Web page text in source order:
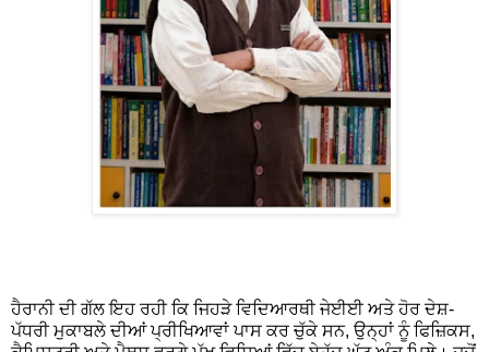
ਹੈਰਾਨੀ ਦੀ ਗੱਲ ਇਹ ਰਹੀ ਕਿ ਜਿਹੜੇ ਵਿਦਿਆਰਥੀ ਜੇਈਈ ਅਤੇ ਹੋਰ ਦੇਸ਼-
ਪੱਧਰੀ ਮੁਕਾਬਲੇ ਦੀਆਂ ਪ੍ਰੀਖਿਆਵਾਂ ਪਾਸ ਕਰ ਚੁੱਕੇ ਸਨ, ਉਨ੍ਹਾਂ ਨੂੰ ਫਿਜ਼ਿਕਸ,